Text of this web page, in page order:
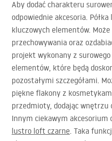
Aby dodać charakteru
odpowiednie akcesoria.
kluczowych elementów.
przechowywania oraz
projekt wykonany z
elementów, które będą
pozostałymi szczegółami.
piękne flakony z
przedmioty, dodając wnętrzu
Innym ciekawym akcesorium
lustro loft czarne. Taka